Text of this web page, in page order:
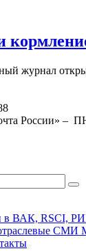
журнал
России» –
в ВАК, RSCI,
СМИ